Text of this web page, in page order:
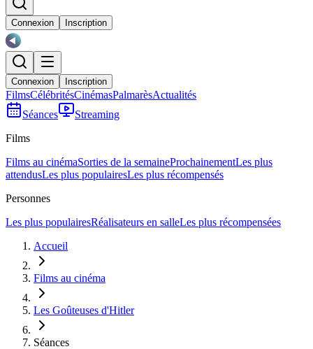
Connexion Inscription
Connexion Inscription
FilmsCélébritésCinémasPalmarèsActualités
Séances
Streaming
Films
Films au cinémaSorties de la semaineProchainementLes plus
attendusLes plus populairesLes plus récompensés
Personnes
Les plus populairesRéalisateurs en salleLes plus récompensées
Accueil
Films au cinéma
Les Goûteuses d'Hitler
Séances